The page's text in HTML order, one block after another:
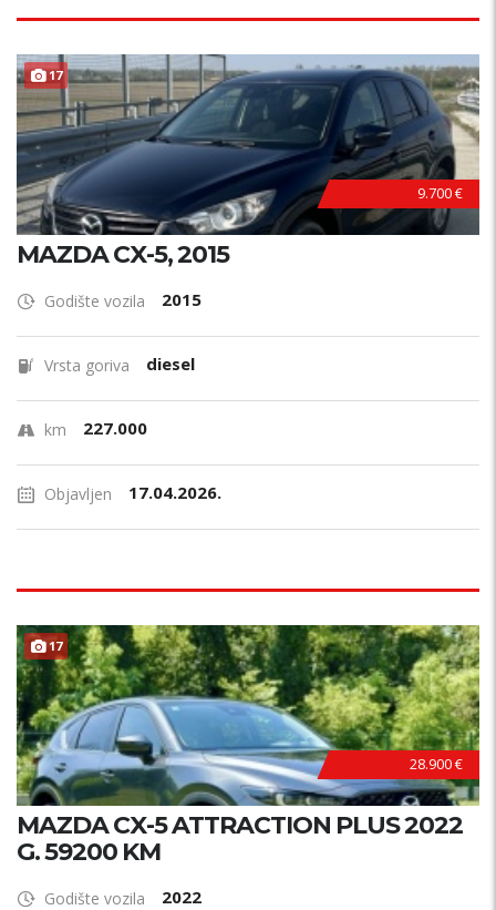
17
9.700 €
MAZDA CX-5, 2015
Godište vozila 2015
Vrsta goriva diesel
km 227.000
Objavljen 17.04.2026.
17
28.900 €
MAZDA CX-5 ATTRACTION PLUS 2022
G. 59200 KM
Godište vozila 2022